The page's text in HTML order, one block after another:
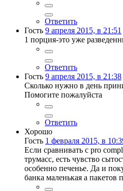
Ответить
Гость 9 апреля 2015, в 21:51
1 порция-это уже
Ответить
Гость 9 апреля 2015, в 21:38
Сколько нужно в день
Помогите пожалуйста
Ответить
Хорошо
Гость 1 февраля 2015, в
Если сравнивать с pro
трумасс, есть чувство
особенно печенье. Да и
банка маленькая а пакетов